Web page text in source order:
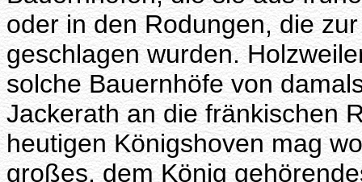
oder in den Rodungen, die
geschlagen wurden.
solche Bauernhöfe von
Jackerath an die fränkischen
heutigen Königshoven mag
großes, dem König